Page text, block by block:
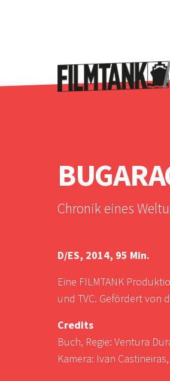
Chronik eines
D/ES, 2014, 95 Min.
Eine FILMTANK
und TVC. Gefördert von
Credits
Buch, Regie: Ventura
Kamera: Ivan